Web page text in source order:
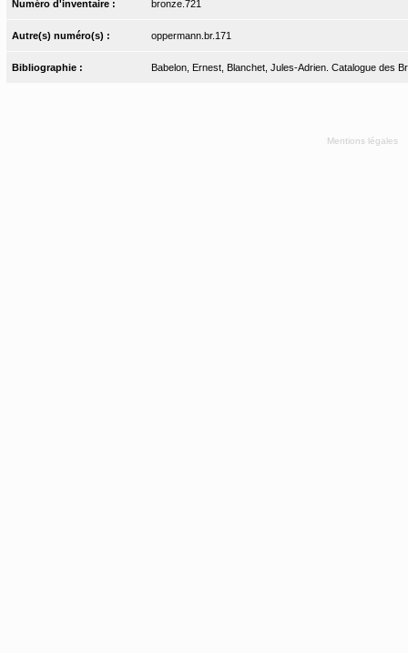
Numéro d'inventaire : bronze.721
Autre(s) numéro(s) : oppermann.br.171
Bibliographie : Babelon, Ernest, Blanchet, Jules-Adrien. Catalogue des
Mentions légales